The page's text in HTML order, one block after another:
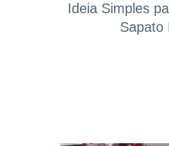
Ideia Simples
Sapato